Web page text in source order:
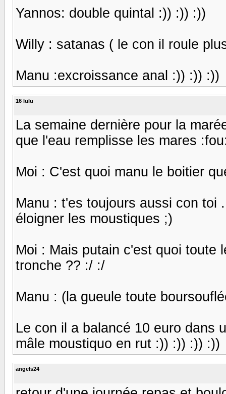
Yannos: double quintal :)) :)) :))
Willy : satanas ( le con il roule
Manu :excroissance anal :)) :)) :))
16 lulu
La semaine dernière pour la
que l'eau remplisse les mares
Moi : C'est quoi manu le boitier
Manu : t'es toujours aussi con toi
éloigner les moustiques ;)
Moi : Mais putain c'est quoi toute
tronche ?? :/ :/
Manu : (la gueule toute
Le con il a balancé 10 euro dans
mâle moustiquo en rut :)) :)) :)) :))
angels24